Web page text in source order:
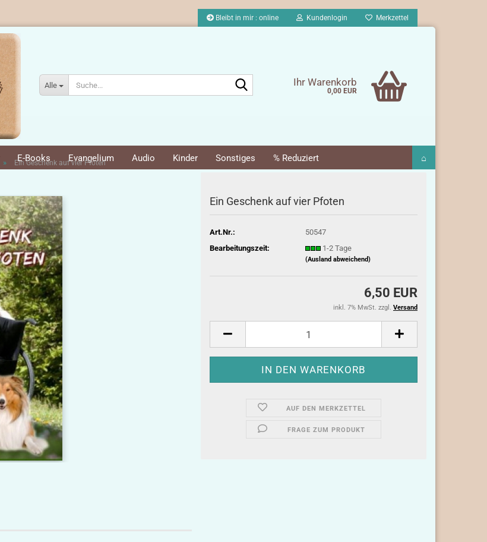
Bleibt in mir : online Kundenlogin Merkzettel
Alle Ihr Warenkorb
0,00 EUR
E-Books Evangelium Audio Kinder Sonstiges % Reduziert ⌂
» Ein Geschenk auf vier Pfoten
Ein Geschenk auf vier Pfoten
Art.Nr.:
50547
Bearbeitungszeit:
1-2 Tage
(Ausland abweichend)
6,50 EUR
inkl. 7% MwSt. zzgl. Versand
AUF DEN MERKZETTEL
FRAGE ZUM PRODUKT